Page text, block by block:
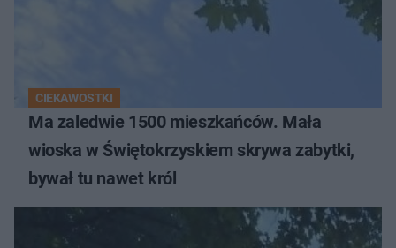
CIEKAWOSTKI
Ma zaledwie 1500 mieszkańców. Mała
wioska w Świętokrzyskiem skrywa zabytki,
bywał tu nawet król